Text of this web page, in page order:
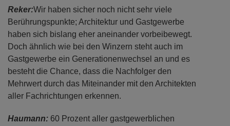
Reker:Wir haben sicher noch nicht sehr viele
Berührungspunkte; Architektur und Gastgewerbe
haben sich bislang eher aneinander vorbeibewegt.
Doch ähnlich wie bei den Winzern steht auch im
Gastgewerbe ein Generationenwechsel an und es
besteht die Chance, dass die Nachfolger den
Mehrwert durch das Miteinander mit den Architekten
aller Fachrichtungen erkennen.
Haumann: 60 Prozent aller gastgewerblichen